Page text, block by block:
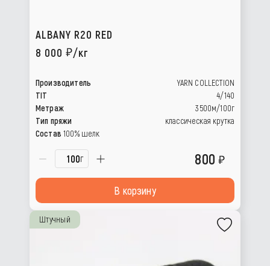
ALBANY R20 RED
8 000
/кг
Производитель
YARN COLLECTION
TIT
4/140
Метраж
3500м/100г
Тип пряжи
классическая крутка
Состав 100% шелк
г 800
В корзину
Штучный